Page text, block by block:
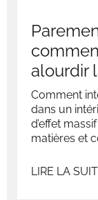
alourdir
Comment
dans un
d’effet
matières et
LIRE LA